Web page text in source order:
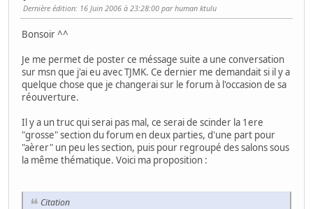
Dernière édition: 16 Juin 2006 à 23:28:00 par human ktulu
Bonsoir ^^
Je me permet de poster ce méssage suite a une conversation
sur msn que j'ai eu avec TJMK. Ce dernier me demandait si il y a
quelque chose que je changerai sur le forum à l'occasion de sa
réouverture.
Il y a un truc qui serai pas mal, ce serai de scinder la 1ere
"grosse" section du forum en deux parties, d'une part pour
"aèrer" un peu les section, puis pour regroupé des salons sous
la même thématique. Voici ma proposition :
Citation